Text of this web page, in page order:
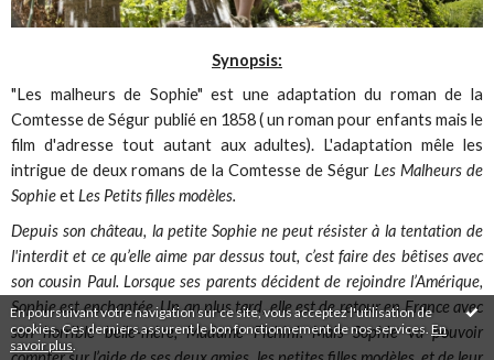
En poursuivant votre navigation sur ce site, vous acceptez l'utilisation de
cookies. Ces derniers assurent le bon fonctionnement de nos services. En
savoir plus
Synopsis:
"Les malheurs de Sophie" est une adaptation du roman de la
Comtesse de Ségur publié en 1858 ( un roman pour enfants mais le
film d'adresse tout autant aux adultes). L'adaptation mêle les
intrigue de deux romans de la Comtesse de Ségur Les Malheurs de
SophieetLes Petits filles modèles.
Depuis son château, la petite Sophie ne peut résister à la tentation de
l'interdit et ce qu’elle aime par dessus tout, c’est faire des bêtises avec
son cousin Paul. Lorsque ses parents décident de rejoindre l’Amérique,
Sophie est enchantée. Un an plus tard, elle est de retour en France avec
son horrible belle-mère, Madame Fichini. Mais Sophie va pouvoir